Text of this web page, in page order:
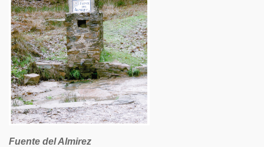
Fuente del Almirez